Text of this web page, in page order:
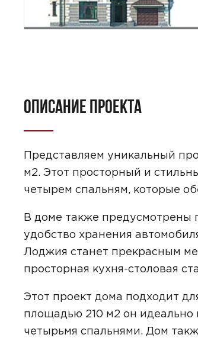
ОПИСАНИЕ ПРОЕКТА
Представляем уникальный
м2. Этот просторный и
четырем спальням, которые
В доме также предусмотрены
удобство хранения
Лоджия станет прекрасным
просторная кухня-столовая
Этот проект дома подходит
площадью 210 м2 он идеально
четырьмя спальнями. Дом